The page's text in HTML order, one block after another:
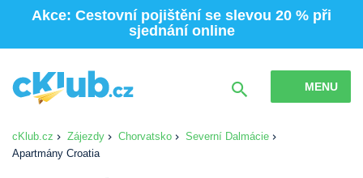
Akce: Cestovní pojištění se slevou 20 % při
sjednání online
MENU
cKlub.cz Zájezdy Chorvatsko
Severní Dalmácie
Apartmány Croatia